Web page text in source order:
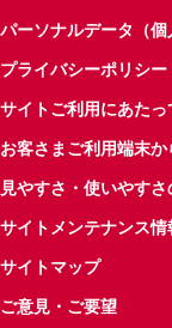
パーソナルデータ（
プライバシーポリシー
サイトご利用にあたっ
お客さまご利用端末
見やすさ・使いやすさ
サイトメンテナンス情
サイトマップ
ご意見・ご要望